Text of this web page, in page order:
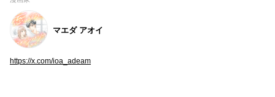
マエダ アオイ
https://x.com/ioa_adeam